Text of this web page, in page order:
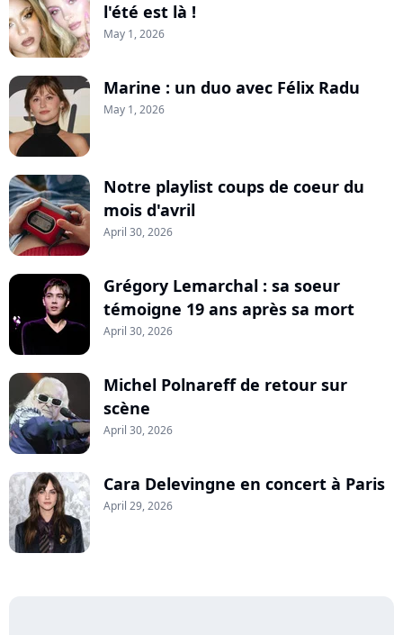
l'été est là !
May 1, 2026
Marine : un duo avec Félix Radu
May 1, 2026
Notre playlist coups de coeur du
mois d'avril
April 30, 2026
Grégory Lemarchal : sa soeur
témoigne 19 ans après sa mort
April 30, 2026
Michel Polnareff de retour sur
scène
April 30, 2026
Cara Delevingne en concert à Paris
April 29, 2026